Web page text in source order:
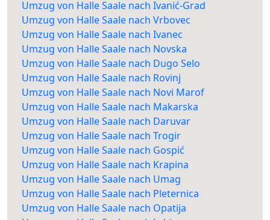
Umzug von Halle Saale nach Ivanić-Grad
Umzug von Halle Saale nach Vrbovec
Umzug von Halle Saale nach Ivanec
Umzug von Halle Saale nach Novska
Umzug von Halle Saale nach Dugo Selo
Umzug von Halle Saale nach Rovinj
Umzug von Halle Saale nach Novi Marof
Umzug von Halle Saale nach Makarska
Umzug von Halle Saale nach Daruvar
Umzug von Halle Saale nach Trogir
Umzug von Halle Saale nach Gospić
Umzug von Halle Saale nach Krapina
Umzug von Halle Saale nach Umag
Umzug von Halle Saale nach Pleternica
Umzug von Halle Saale nach Opatija